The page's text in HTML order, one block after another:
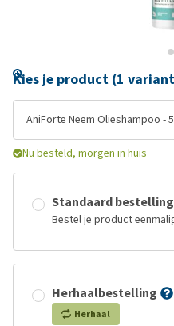
Kies je product (1
AniForte Neem Olieshampoo -
Nu besteld, morgen in huis
Standaard bestelling
Bestel je product
Herhaalbestelling
Herhaal